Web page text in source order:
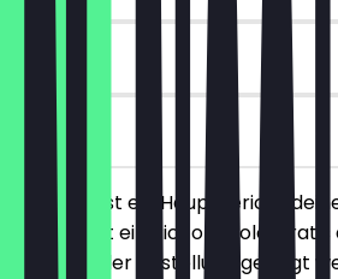
6 Tage
vor Ort
Du bestellst ein Hauptgericht
bekommst ein Piccolo Dolci gratis
muss vor der Bestellung gezeigt